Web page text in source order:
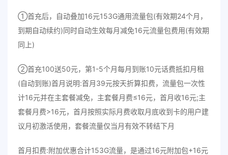
①首充后，自动叠加16元153G通用流量包(有效期24个月，
到期自动续约)同时自动生效每月减免16元流量包费用(有效期
同上)
②首充100送50元，第1-5个月每月到账10元话费抵扣月租
(自动到账)首月说明:首月39元按天折算扣费，流量包一次性
计16元并在主套餐减免，主套餐月费≤16元，首月收16元;主
套餐月费>16元，首月按照实际月费收取月底收到卡的用户建
议月初激活使用，套餐流量仅当月有效不转结下月
首月扣费:附加优惠合计153G流量，是通过16元附加包+16元